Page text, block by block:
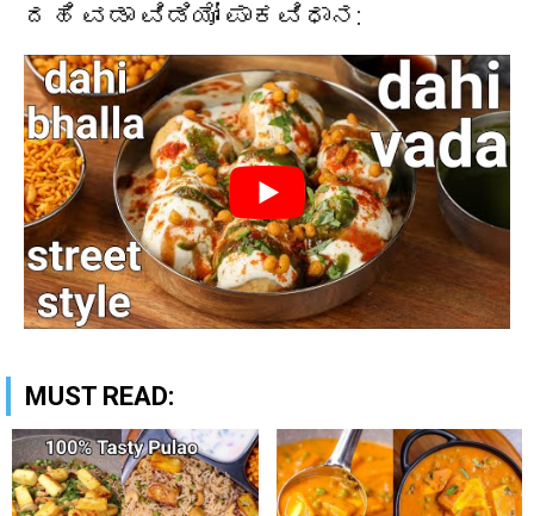
ದಹಿ ವಡಾ ವಿಡಿಯೋ ಪಾಕವಿಧಾನ:
MUST READ: